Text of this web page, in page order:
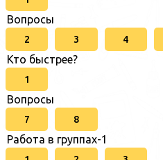
Вопросы
2 3 4
Кто быстрее?
1
Вопросы
7 8
Работа в группах-1